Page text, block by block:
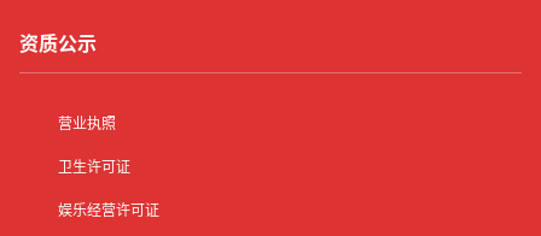
资质公示
营业执照
卫生许可证
娱乐经营许可证